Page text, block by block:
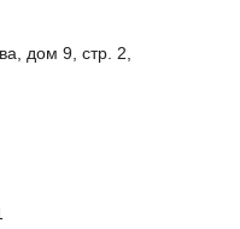
дом 9, стр. 2,